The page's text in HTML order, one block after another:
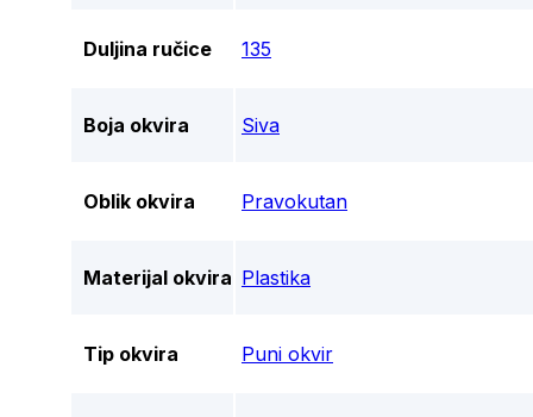
Duljina ručice 135
Boja okvira Siva
Oblik okvira Pravokutan
Materijal okvira Plastika
Tip okvira Puni okvir